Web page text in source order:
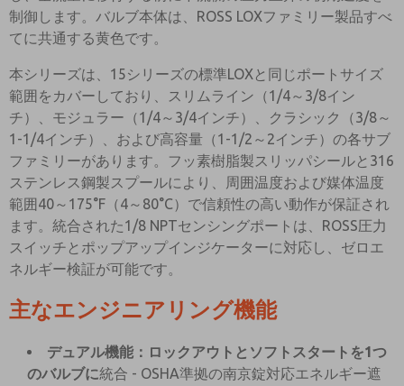
制御します。バルブ本体は、ROSS LOXファミリー製品すべ
てに共通する黄色です。
本シリーズは、15シリーズの標準LOXと同じポートサイズ
範囲をカバーしており、スリムライン（1/4～3/8イン
チ）、モジュラー（1/4～3/4インチ）、クラシック（3/8～
1-1/4インチ）、および高容量（1-1/2～2インチ）の各サブ
ファミリーがあります。フッ素樹脂製スリッパシールと316
ステンレス鋼製スプールにより、周囲温度および媒体温度
範囲40～175°F（4～80°C）で信頼性の高い動作が保証され
ます。統合された1/8 NPTセンシングポートは、ROSS圧力
スイッチとポップアップインジケーターに対応し、ゼロエ
ネルギー検証が可能です。
主なエンジニアリング機能
デュアル機能：ロックアウトとソフトスタートを1つ
のバルブに統合 - OSHA準拠の南京錠対応エネルギー遮